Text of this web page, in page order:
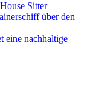
Sitter
über den
eine nachhaltige